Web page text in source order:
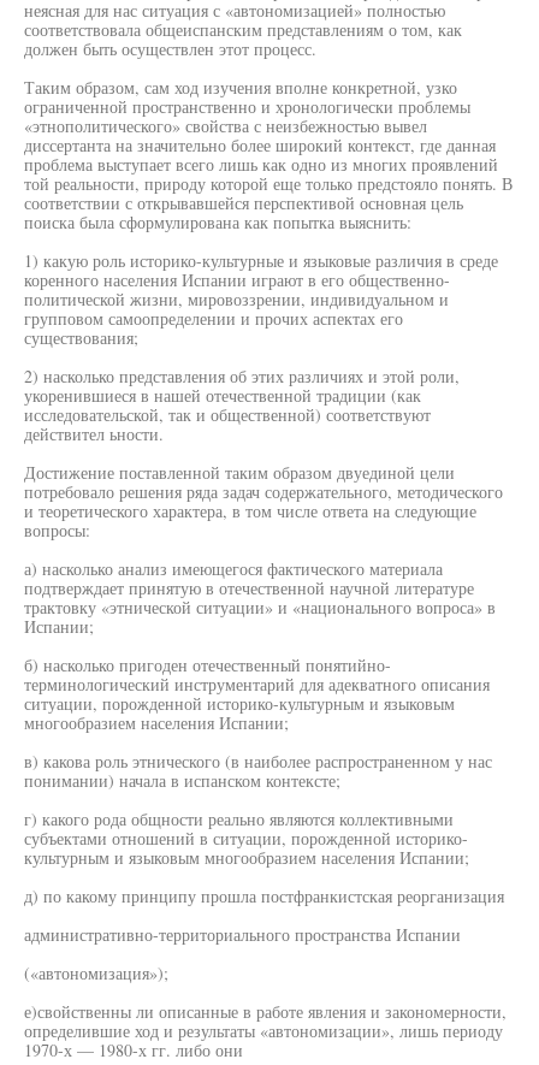
неясная для нас ситуация с «автономизацией» полностью
соответствовала общеиспанским представлениям о том, как
должен быть осуществлен этот процесс.
Таким образом, сам ход изучения вполне конкретной, узко
ограниченной пространственно и хронологически проблемы
«этнополитического» свойства с неизбежностью вывел
диссертанта на значительно более широкий контекст, где данная
проблема выступает всего лишь как одно из многих проявлений
той реальности, природу которой еще только предстояло понять. В
соответствии с открывавшейся перспективой основная цель
поиска была сформулирована как попытка выяснить:
1) какую роль историко-культурные и языковые различия в среде
коренного населения Испании играют в его общественно-
политической жизни, мировоззрении, индивидуальном и
групповом самоопределении и прочих аспектах его
существования;
2) насколько представления об этих различиях и этой роли,
укоренившиеся в нашей отечественной традиции (как
исследовательской, так и общественной) соответствуют
действител ьности.
Достижение поставленной таким образом двуединой цели
потребовало решения ряда задач содержательного, методического
и теоретического характера, в том числе ответа на следующие
вопросы:
а) насколько анализ имеющегося фактического материала
подтверждает принятую в отечественной научной литературе
трактовку «этнической ситуации» и «национального вопроса» в
Испании;
б) насколько пригоден отечественный понятийно-
терминологический инструментарий для адекватного описания
ситуации, порожденной историко-культурным и языковым
многообразием населения Испании;
в) какова роль этнического (в наиболее распространенном у нас
понимании) начала в испанском контексте;
г) какого рода общности реально являются коллективными
субъектами отношений в ситуации, порожденной историко-
культурным и языковым многообразием населения Испании;
д) по какому принципу прошла постфранкистская реорганизация
административно-территориального пространства Испании
(«автономизация»);
е)свойственны ли описанные в работе явления и закономерности,
определившие ход и результаты «автономизации», лишь периоду
1970-х — 1980-х гг. либо они